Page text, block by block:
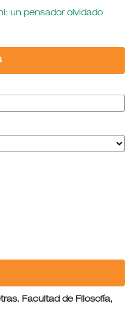
un pensador olvidado
Facultad de Filosofía,